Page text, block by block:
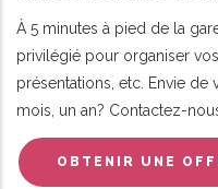
À 5 minutes à pied de la
privilégié pour organiser
présentations, etc. Envie
mois, un an? Contactez-
OBTENIR UNE